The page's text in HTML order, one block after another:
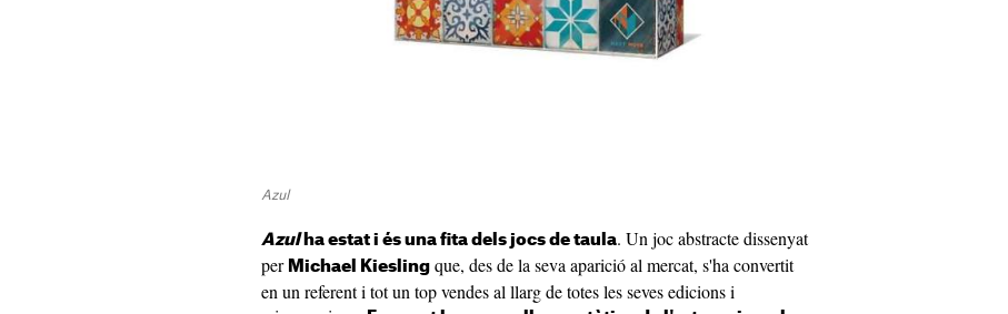
Azul
Azul ha estat i és una fita dels jocs de taula. Un joc abstracte dissenyat
per Michael Kiesling que, des de la seva aparició al mercat, s'ha convertit
en un referent i tot un top vendes al llarg de totes les seves edicions i